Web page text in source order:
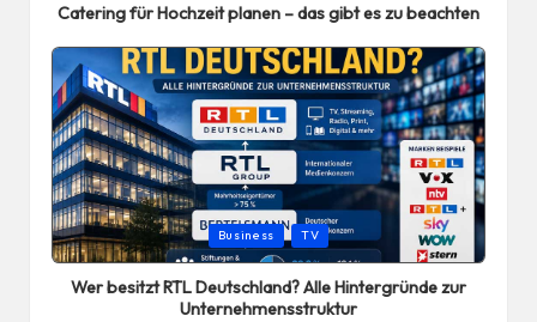
Catering für Hochzeit planen – das gibt es zu beachten
Posted
in
Business TV
Wer besitzt RTL Deutschland? Alle Hintergründe zur
Unternehmensstruktur